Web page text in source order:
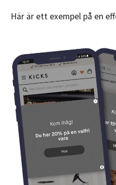
Här är ett exempel på en